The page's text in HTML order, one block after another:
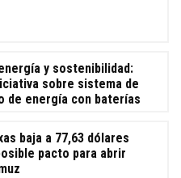
energía y sostenibilidad:
sobre sistema de
de energía con baterías
baja a 77,63 dólares
pacto para abrir